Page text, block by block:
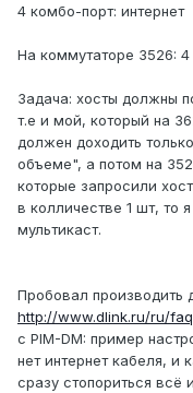
4 комбо-порт: интернет
На коммутаторе 3526: 4
Задача: хосты должны
т.е и мой, который на
должен доходить
объеме", а потом на
которые запросили
в колличестве 1 шт, то
мультикаст.
Пробовал производить
http://www.dlink.ru/ru/
с PIM-DM: пример
нет интернет кабеля,
сразу стопориться всё